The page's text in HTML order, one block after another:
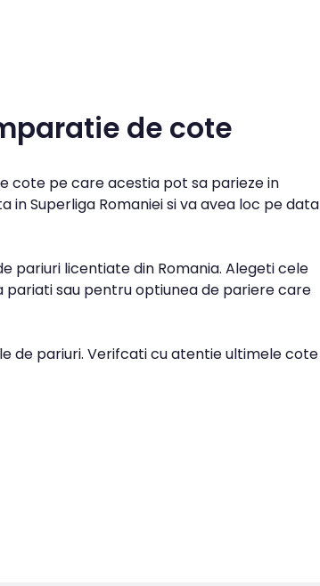
de cote
cote pe care acestia pot sa parieze in
in Superliga Romaniei si va avea loc pe data
pariuri licentiate din Romania. Alegeti cele
sau pentru optiunea de pariere care
de pariuri. Verifcati cu atentie ultimele cote